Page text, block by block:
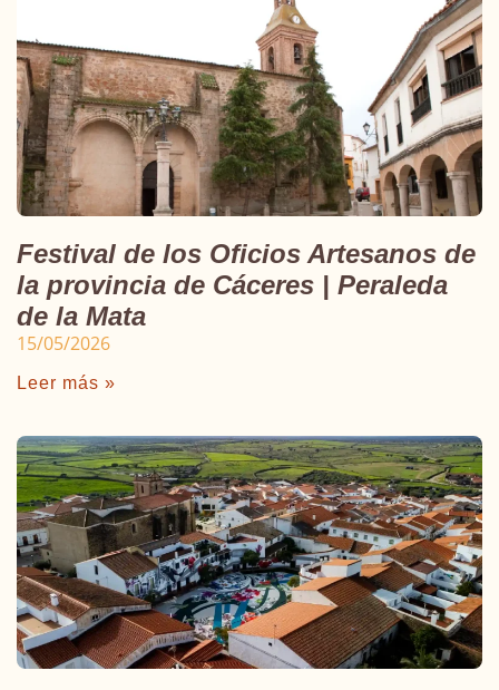
Festival de los Oficios Artesanos de
la provincia de Cáceres | Peraleda
de la Mata
15/05/2026
Leer más »